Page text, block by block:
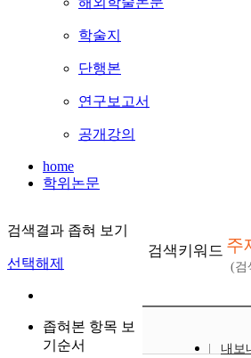
학술지
단행본
연구보고서
공개강의
home
학위논문
검색결과 좁혀 보기
선택해제
좁혀본 항목 보
기순서
검색키워드 주
(검
내보